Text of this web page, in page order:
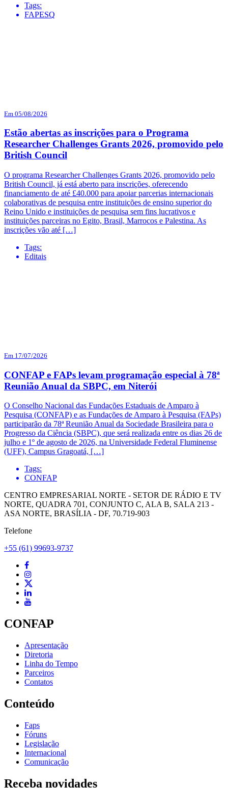
Tags:
FAPESQ
Em 05/08/2026
Estão abertas as inscrições para o Programa
Researcher Challenges Grants 2026, promovido pelo
British Council
O programa Researcher Challenges Grants 2026, promovido pelo
British Council, já está aberto para inscrições, oferecendo
financiamento de até £40.000 para apoiar parcerias internacionais
colaborativas de pesquisa entre instituições de ensino superior do
Reino Unido e instituições de pesquisa sem fins lucrativos e
instituições parceiras no Egito, Brasil, Marrocos e Palestina. As
inscrições vão até […]
Tags:
Editais
Em 17/07/2026
CONFAP e FAPs levam programação especial à 78ª
Reunião Anual da SBPC, em Niterói
O Conselho Nacional das Fundações Estaduais de Amparo à
Pesquisa (CONFAP) e as Fundações de Amparo à Pesquisa (FAPs)
participarão da 78ª Reunião Anual da Sociedade Brasileira para o
Progresso da Ciência (SBPC), que será realizada entre os dias 26 de
julho e 1º de agosto de 2026, na Universidade Federal Fluminense
(UFF), Campus Gragoatá, […]
Tags:
CONFAP
CENTRO EMPRESARIAL NORTE - SETOR DE RÁDIO E TV
NORTE, QUADRA 701, CONJUNTO C, ALA B, SALA 213 -
ASA NORTE, BRASÍLIA - DF, 70.719-903
Telefone
+55 (61) 99693-9737
CONFAP
Apresentação
Diretoria
Linha do Tempo
Parceiros
Contatos
Conteúdo
Faps
Fóruns
Legislação
Internacional
Comunicação
Receba novidades